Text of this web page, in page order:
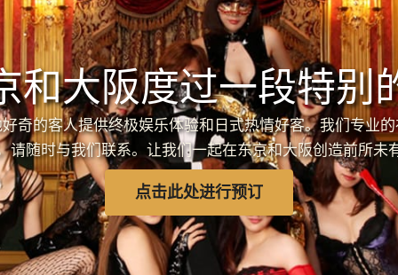
和大阪度过一段特别
奇的客人提供终极娱乐体验和日式热情好客。我们专业
请随时与我们联系。让我们一起在东京和大阪创造前所未
点击此处进行预订